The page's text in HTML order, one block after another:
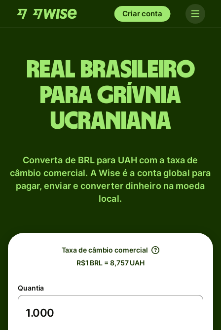
Criar conta
Real brasileiro
para Grívnia
ucraniana
Converta de BRL para UAH com a taxa de
câmbio comercial. A Wise é a conta global para
pagar, enviar e converter dinheiro na moeda
local.
Taxa de câmbio comercial
R$1 BRL = 8,757 UAH
Quantia